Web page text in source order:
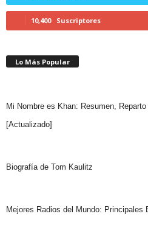
10,400 Suscriptores
Lo Más Popular
Mi Nombre es Khan: Resumen,
[Actualizado]
Biografía de Tom Kaulitz
Mejores Radios del Mundo: Principales